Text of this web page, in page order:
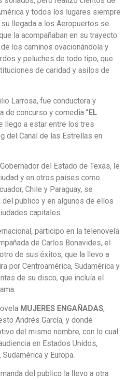
y todos los lugares siempre
llegada a los Aeropuertos se
la acompañaban en su trayecto
los caminos ovacionándola y
y peluches de todo tipo, que
de caridad y asilos de
Larrosa, fue conductora y
de concurso y comedia “EL
llego a estar entre los tres
del Canal de las Estrellas en
del Estado de Texas, le
y en otros países como
Chile y Paraguay, se
publico y en algunos de ellos
capitales.
participo en la telenovela
de Carlos Bonavides, el
de sus éxitos, que la llevo a
por Centroamérica, Sudamérica y
de su disco, que incluía el
MUJERES ENGAÑADAS,
Andrés García, y donde
del mismo nombre, con lo cual
en Estados Unidos,
y Europa.
del publico la llevo a otra